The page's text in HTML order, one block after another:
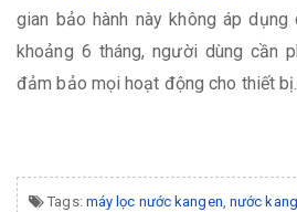
gian bảo hành này không áp
khoảng 6 tháng, người dùng cần
đảm bảo mọi hoạt động cho thiết bị.
Tags: máy lọc nước kangen, nước